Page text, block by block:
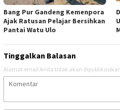
Bang Pur Gandeng Kemenpora
Ajak Ratusan Pelajar Bersihkan
Pantai Watu Ulo
Tinggalkan Balasan
Alamat email Anda tidak akan